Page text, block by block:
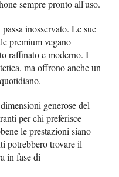
sempre pronto all'uso.
inosservato. Le sue
premium vegano
raffinato e moderno. I
ma offrono anche un
generose del
per chi preferisce
le prestazioni siano
potrebbero trovare il
in fase di